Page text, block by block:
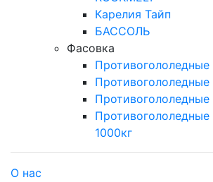
Карелия Тайп
БАССОЛЬ
Фасовка
Противогололедные
Противогололедные
Противогололедные
Противогололедные
1000кг
О нас